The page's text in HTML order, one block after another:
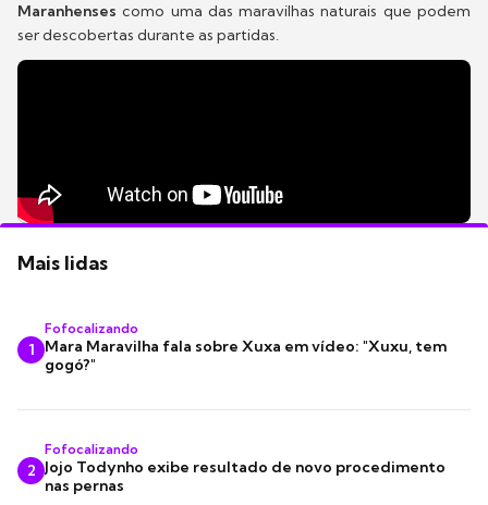
Maranhenses como uma das maravilhas naturais que podem
ser descobertas durante as partidas.
Mais lidas
1
Fofocalizando
Mara Maravilha fala sobre Xuxa em vídeo: "Xuxu, tem
gogó?"
2
Fofocalizando
Jojo Todynho exibe resultado de novo procedimento
nas pernas